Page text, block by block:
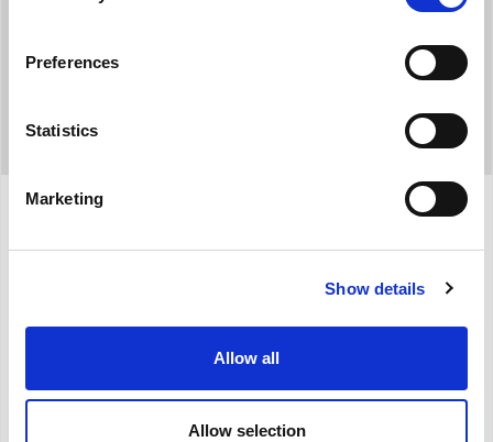
Preferences
Statistics
Marketing
Show details
Allow all
Allow selection
Προδιαγραφές
Ψύξη, αφύγρανση και ανεμιστήρας (3 ταχύτητες)
2,4 kW
Ηχητική ισχύς63dB(A)
R290